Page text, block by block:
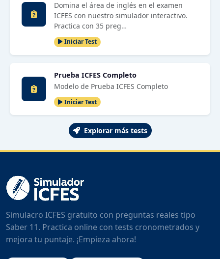
Domina el área de inglés en el examen
ICFES con nuestro simulador interactivo.
Practica con 35 preg…
Iniciar Test
Prueba ICFES Completo
Modelo de Prueba ICFES Completo
Iniciar Test
Explorar más tests
Simulacro ICFES gratuito con preguntas reales tipo
Saber 11. Practica online con tests cronometrados y
mejora tu puntaje. ¡Empieza ahora!